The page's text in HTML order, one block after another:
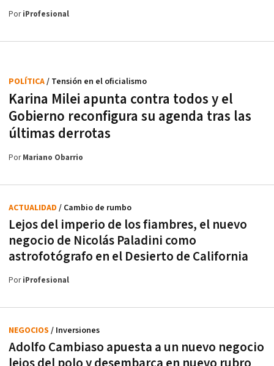
PoriProfesional
Karina Milei apunta contra todos y el
Gobierno reconfigura su agenda tras las
últimas derrotas
POLÍTICA/ Tensión en el oficialismo
PorMariano Obarrio
Lejos del imperio de los fiambres, el nuevo
negocio de Nicolás Paladini como
astrofotógrafo en el Desierto de California
ACTUALIDAD / Cambio de rumbo
PoriProfesional
Adolfo Cambiaso apuesta a un nuevo negocio
NEGOCIOS / Inversiones